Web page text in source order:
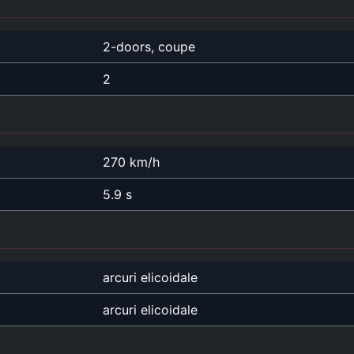
2-doors, coupe
2
270 km/h
5.9 s
arcuri elicoidale
arcuri elicoidale